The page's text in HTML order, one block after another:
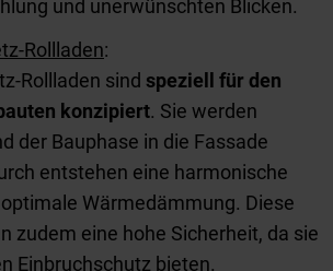
und unerwünschten Blicken.
Rollladen:
Rollladen sind speziell für den
konzipiert. Sie werden
der Bauphase in die Fassade
entstehen eine harmonische
Wärmedämmung. Diese
zudem eine hohe Sicherheit, da sie
Einbruchschutz bieten.